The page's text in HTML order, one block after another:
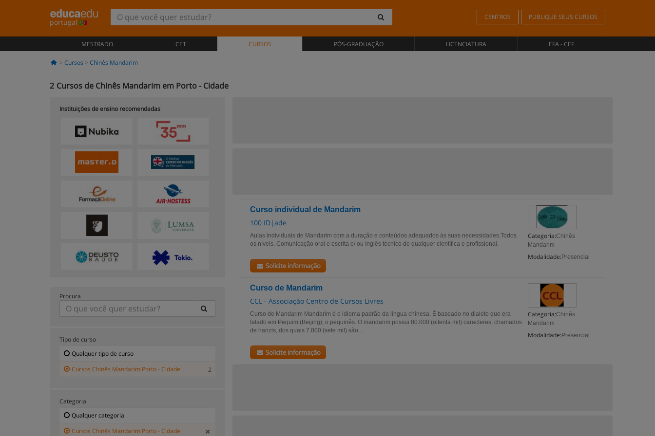
portugal
CENTROS PUBLIQUE SEUS CURSOS
MESTRADO CET CURSOS PÓS-GRADUAÇÃO LICENCIATURA EFA - CEF
Cursos Chinês Mandarim
2 Cursos de Chinês Mandarim em Porto - Cidade
Curso individual de Mandarim
100 ID|ade
Categoria:Chinês
Mandarim
Modalidade: Presencial
Aulas individuais de Mandarim com a duração e conteúdos adequados às suas necessidades.Todos
os níveis. Comunicação oral e escrita e/ ou Inglês técnico de qualquer científica e profissional.
Solicite informação
Curso de Mandarim
CCL - Associação Centro de Cursos Livres
Categoria:Chinês
Mandarim
Modalidade: Presencial
Curso de Mandarim Mandarim é o idioma padrão da língua chinesa. É baseado no dialeto que era
falado em Pequim (Beijing), o pequinês. O mandarim possui 80.000 (oitenta mil) caracteres, chamados
de hanzis, dos quais 7.000 (sete mil) são...
Solicite informação
Instituições de ensino recomendadas
Procura
Tipo de curso
Qualquer tipo de curso
Cursos Chinês Mandarim Porto - Cidade
2
Categoria
Qualquer categoria
Cursos Chinês Mandarim Porto - Cidade